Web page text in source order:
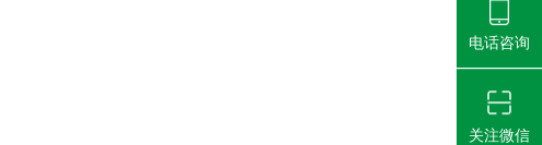
电话咨询
关注微信